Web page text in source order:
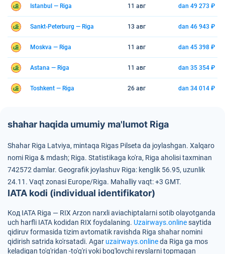
Istanbul — Riga 11 авг dan 49 273 ₽
Sankt-Peterburg — Riga 13 авг dan 46 943 ₽
Moskva — Riga 11 авг dan 45 398 ₽
Astana — Riga 11 авг dan 35 354 ₽
Toshkent — Riga 26 авг dan 34 014 ₽
shahar haqida umumiy ma'lumot Riga
Shahar Riga Latviya, mintaqa Rigas Pilseta da joylashgan. Xalqaro
nomi Riga & mdash; Riga. Statistikaga ko'ra, Riga aholisi taxminan
742572 damlar. Geografik joylashuv Riga: kenglik 56.95, uzunlik
24.11. Vaqt zonasi Europe/Riga. Mahalliy vaqt: +3 GMT.
IATA kodi (individual identifikator)
Код IATA Riga — RIX Arzon narxli aviachiptalarni sotib olayotganda
uch harfli IATA kodidan RIX foydalaning. Uzairways.onlinesaytida
qidiruv formasida tizim avtomatik ravishda Riga shahar nomini
qidirish satrida ko'rsatadi. Agar uzairways.onlineda Riga ga mos
keladigan to'g'ridan -to'g'ri yoki bog'lovchi reyslarni topmagan